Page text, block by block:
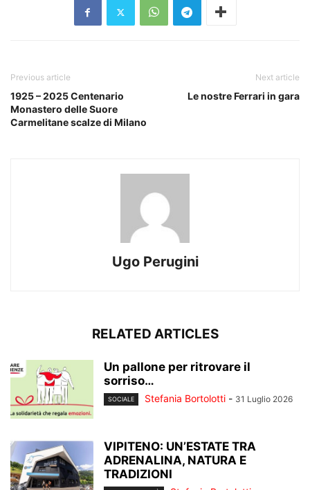
Previous article
1925 – 2025 Centenario
Monastero delle Suore
Carmelitane scalze di Milano
Next article
Le nostre Ferrari in gara
Ugo Perugini
RELATED ARTICLES
Un pallone per ritrovare il
sorriso…
SOCIALE Stefania Bortolotti - 31 Luglio 2026
VIPITENO: UN’ESTATE TRA
ADRENALINA, NATURA E
TRADIZIONI